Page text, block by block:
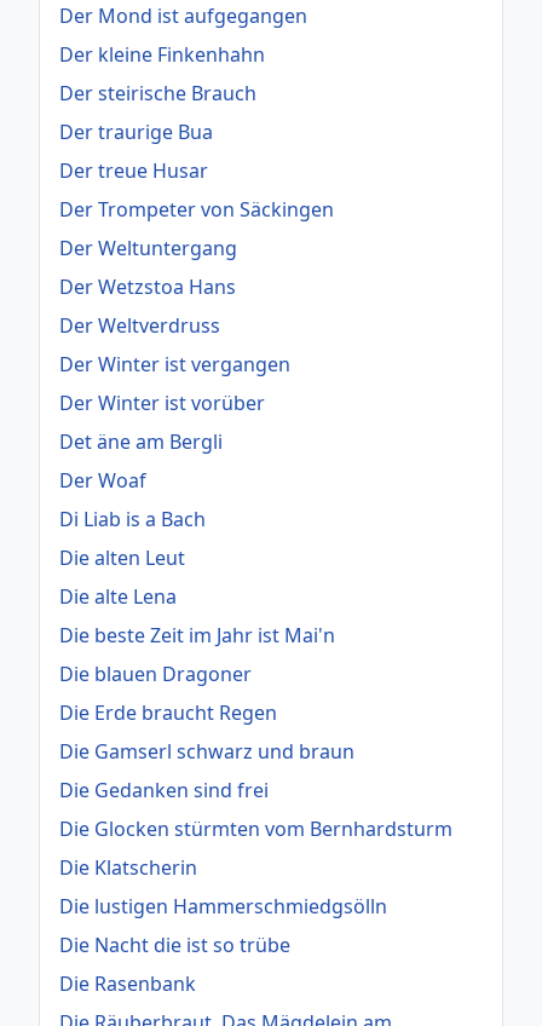
Der Mond ist aufgegangen
Der kleine Finkenhahn
Der steirische Brauch
Der traurige Bua
Der treue Husar
Der Trompeter von Säckingen
Der Weltuntergang
Der Wetzstoa Hans
Der Weltverdruss
Der Winter ist vergangen
Der Winter ist vorüber
Det äne am Bergli
Der Woaf
Di Liab is a Bach
Die alten Leut
Die alte Lena
Die beste Zeit im Jahr ist Mai'n
Die blauen Dragoner
Die Erde braucht Regen
Die Gamserl schwarz und braun
Die Gedanken sind frei
Die Glocken stürmten vom Bernhardsturm
Die Klatscherin
Die lustigen Hammerschmiedgsölln
Die Nacht die ist so trübe
Die Rasenbank